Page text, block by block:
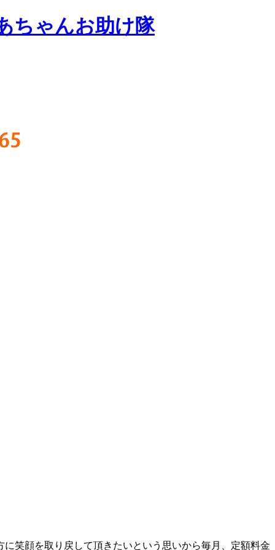
ちゃんお助け隊
笑顔を取り戻して頂きたいという思いから毎月、定額料金